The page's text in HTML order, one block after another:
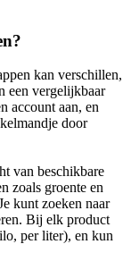
kan verschillen,
een vergelijkbaar
account aan, en
door
van beschikbare
zoals groente en
kunt zoeken naar
Bij elk product
per liter), en kun